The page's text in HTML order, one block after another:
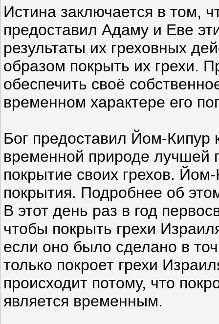
Истина заключается в том,
предоставил Адаму и Еве
результаты их греховных
образом покрыть их грехи.
обеспечить своё
временном характере его
Бог предоставил Йом-Кипур
временной природе лучшей
покрытие своих грехов.
покрытия. Подробнее об
В этот день раз в год
чтобы покрыть грехи
если оно было сделано в
только покроет грехи
происходит потому, что
является временным.